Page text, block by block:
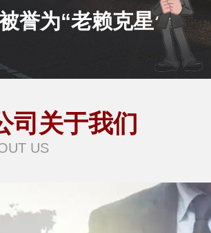
誉为“老赖克星”
司关于我们
US